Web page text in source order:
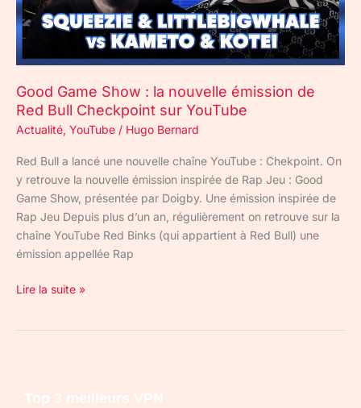
Good Game Show : la nouvelle émission de
Red Bull Checkpoint sur YouTube
Actualité, YouTube / Hugo Bernard
Red Bull a lancé une nouvelle chaîne YouTube : Chekpoint. On
y retrouve la nouvelle émission inspirée de Rap Jeu : Good
Game Show, présentée par Doigby. Une émission inspirée de
Rap Jeu Depuis plus d’un an, régulièrement on retrouve sur la
chaîne YouTube Red Binks (qui appartient à Red Bull) une
émission appellée Rap
de
Red
Bull
sur
YouTube
Lire la suite »
Top 3 meilleurs VPN